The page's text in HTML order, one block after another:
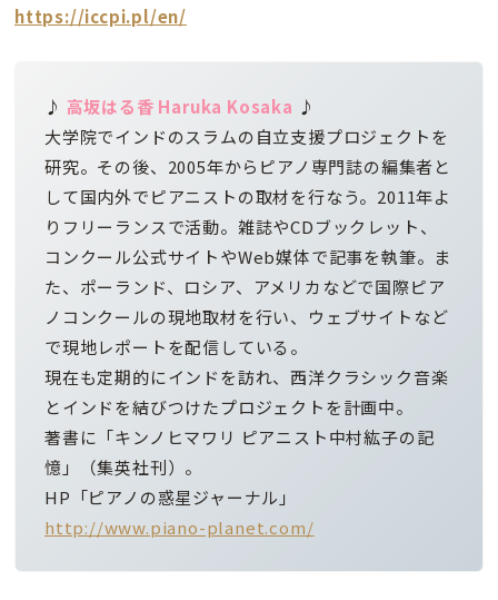
https://iccpi.pl/en/
♪ 高坂はる香 Haruka Kosaka ♪
大学院でインドのスラムの自立支援プロジェクトを
研究。その後、2005年からピアノ専門誌の編集者と
して国内外でピアニストの取材を行なう。2011年よ
りフリーランスで活動。雑誌やCDブックレット、
コンクール公式サイトやWeb媒体で記事を執筆。ま
た、ポーランド、ロシア、アメリカなどで国際ピア
ノコンクールの現地取材を行い、ウェブサイトなど
で現地レポートを配信している。
現在も定期的にインドを訪れ、西洋クラシック音楽
とインドを結びつけたプロジェクトを計画中。
著書に「キンノヒマワリ ピアニスト中村紘子の記
憶」（集英社刊）。
HP「ピアノの惑星ジャーナル」
http://www.piano-planet.com/